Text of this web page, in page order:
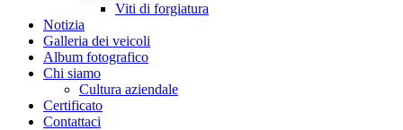
Viti di forgiatura
Notizia
Galleria dei veicoli
Album fotografico
Chi siamo
Cultura aziendale
Certificato
Contattaci